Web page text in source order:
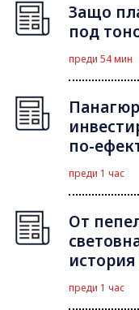
Защо
под
преди 54 мин
по-
преди 1 час
От
преди 1 час